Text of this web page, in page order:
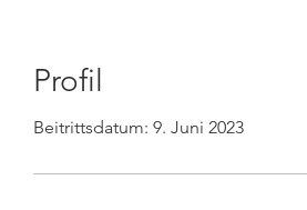
Profil
Beitrittsdatum: 9. Juni 2023